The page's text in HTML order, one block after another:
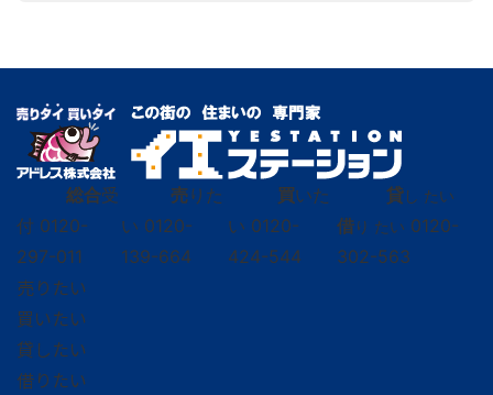
総合受
付 0120-
297-011
売りた
い 0120-
139-664
買いた
い 0120-
424-544
貸し たい
借り たい 0120-
302-563
売りたい
買いたい
貸したい
借りたい